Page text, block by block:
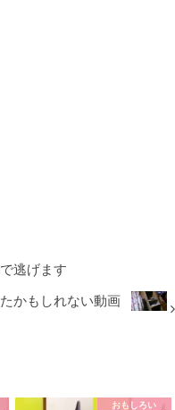
逃げます
かもしれない動画
おもしろい